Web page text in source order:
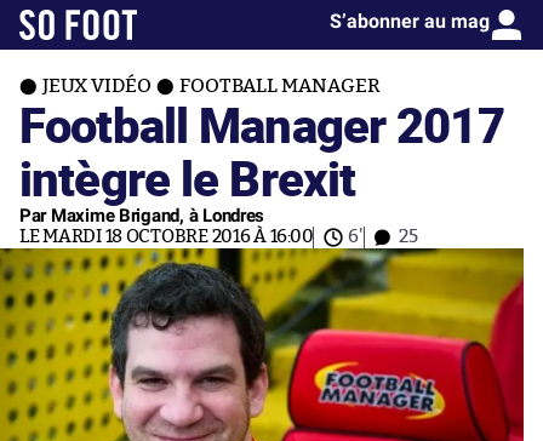
S’abonner au mag
JEUX VIDÉO FOOTBALL MANAGER
Football Manager 2017
intègre le Brexit
Par Maxime Brigand, à Londres
LE MARDI 18 OCTOBRE 2016 À 16:00 6' 25